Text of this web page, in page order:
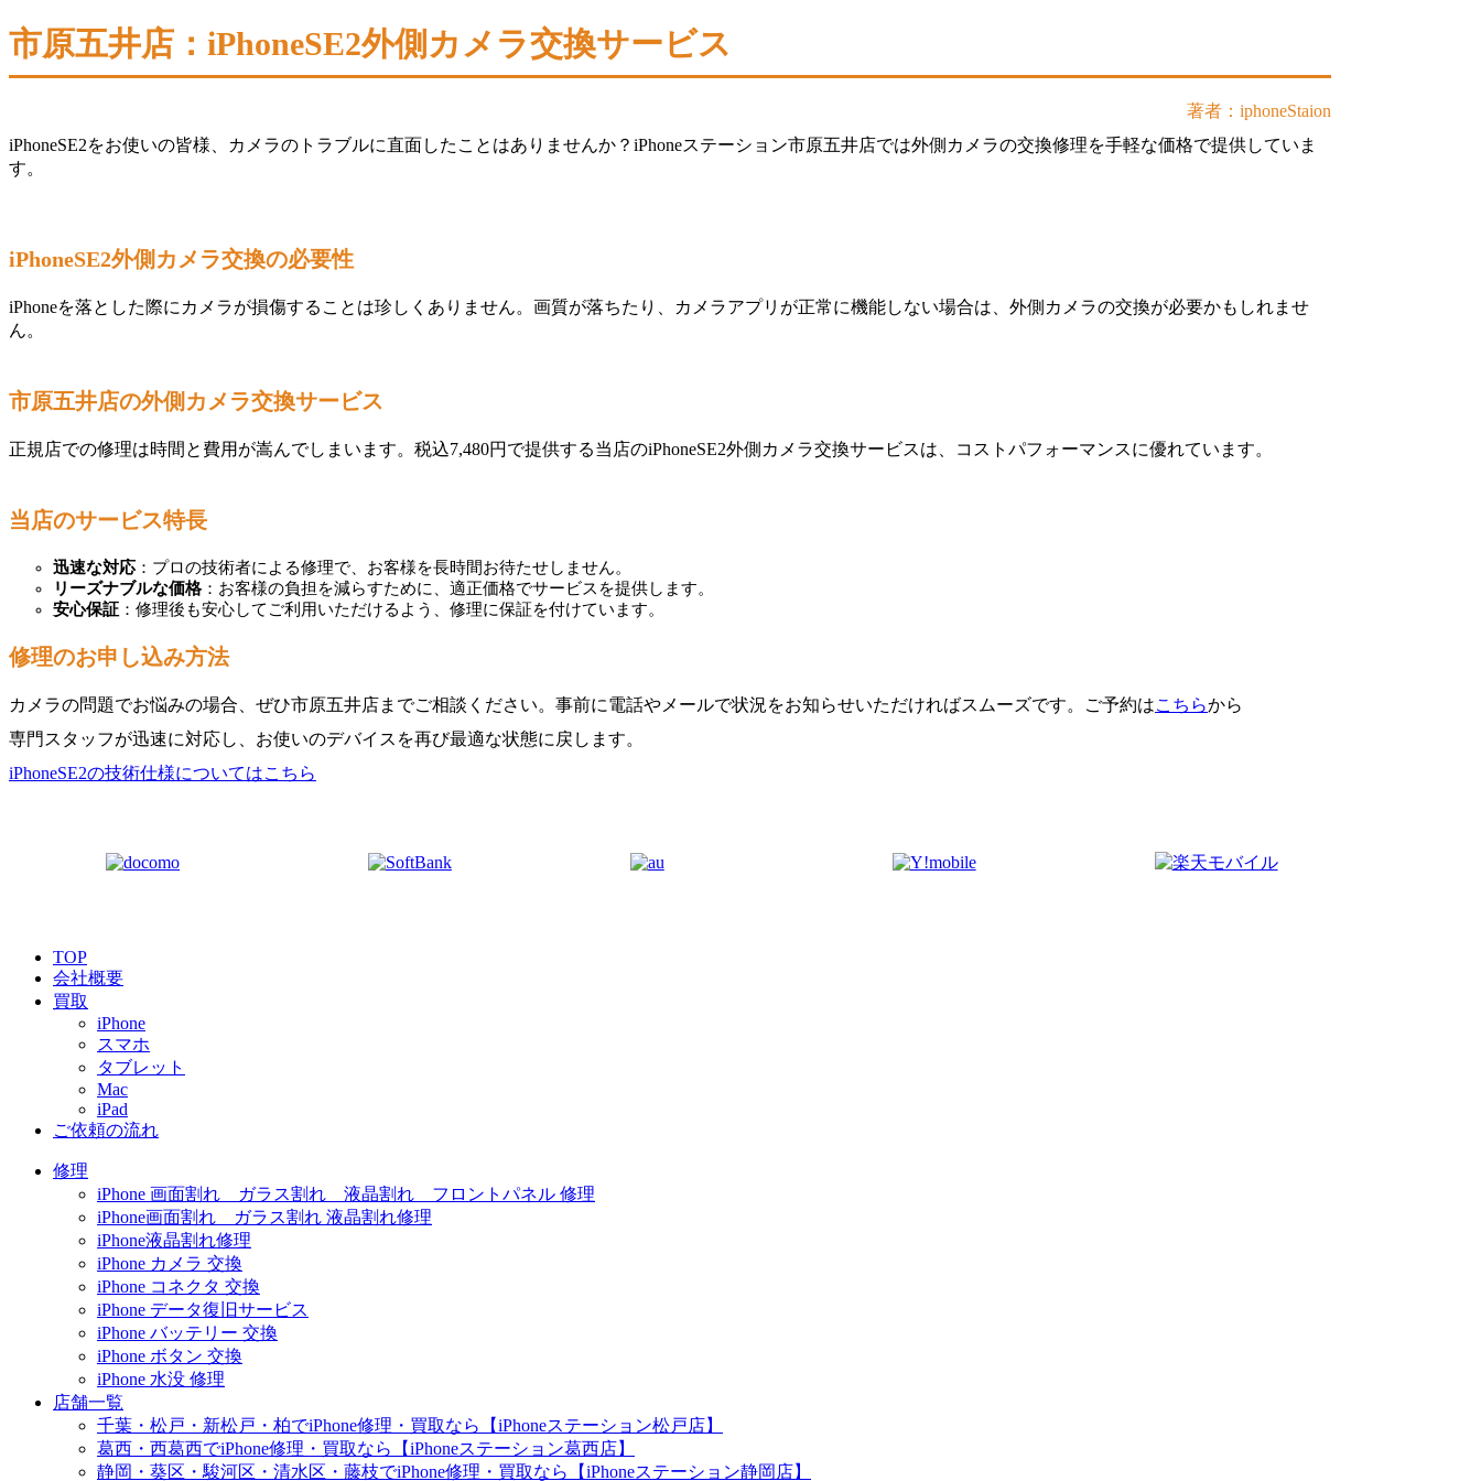
市原五井店：iPhoneSE2外側カメラ交換サービス
著者：iphoneStaion
iPhoneSE2をお使いの皆様、カメラのトラブルに直面したことはありませんか？iPhoneステーション市原五井店では外側カメラの交換修理を手軽な価格で提供していま
す。
iPhoneSE2外側カメラ交換の必要性
iPhoneを落とした際にカメラが損傷することは珍しくありません。画質が落ちたり、カメラアプリが正常に機能しない場合は、外側カメラの交換が必要かもしれませ
ん。
市原五井店の外側カメラ交換サービス
正規店での修理は時間と費用が嵩んでしまいます。税込7,480円で提供する当店のiPhoneSE2外側カメラ交換サービスは、コストパフォーマンスに優れています。
当店のサービス特長
迅速な対応：プロの技術者による修理で、お客様を長時間お待たせしません。
リーズナブルな価格：お客様の負担を減らすために、適正価格でサービスを提供します。
安心保証 ：修理後も安心してご利用いただけるよう、修理に保証を付けています。
修理のお申し込み方法
カメラの問題でお悩みの場合、ぜひ市原五井店までご相談ください。事前に電話やメールで状況をお知らせいただければスムーズです。ご予約はこちらから
専門スタッフが迅速に対応し、お使いのデバイスを再び最適な状態に戻します。
iPhoneSE2の技術仕様についてはこちら
TOP
会社概要
買取
iPhone
スマホ
タブレット
Mac
iPad
ご依頼の流れ
修理
iPhone 画面割れ ガラス割れ 液晶割れ フロントパネル 修理
iPhone画面割れ ガラス割れ 液晶割れ修理
iPhone液晶割れ修理
iPhone カメラ 交換
iPhone コネクタ 交換
iPhone データ復旧サービス
iPhone バッテリー 交換
iPhone ボタン 交換
iPhone 水没 修理
店舗一覧
千葉・松戸・新松戸・柏でiPhone修理・買取なら【iPhoneステーション松戸店】
葛西・西葛西でiPhone修理・買取なら【iPhoneステーション葛西店】
静岡・葵区・駿河区・清水区・藤枝でiPhone修理・買取なら【iPhoneステーション静岡店】